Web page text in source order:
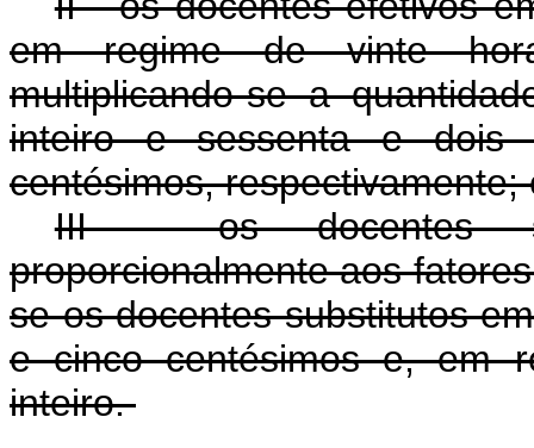
em regime de vinte
multiplicando-se a
inteiro e sessenta e dois
centésimos, respectivamente;
III - os docentes
proporcionalmente aos
se os docentes substitutos
e cinco centésimos e, em
inteiro.